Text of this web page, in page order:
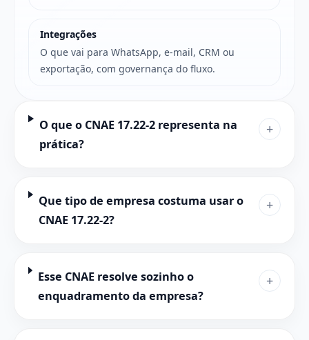
Integrações
O que vai para WhatsApp, e-mail, CRM ou
exportação, com governança do fluxo.
O que o CNAE 17.22-2 representa na
prática?
+
Que tipo de empresa costuma usar o
CNAE 17.22-2?
+
Esse CNAE resolve sozinho o
enquadramento da empresa?
+